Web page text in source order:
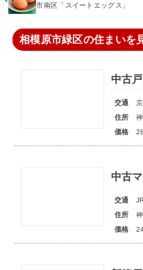
市南区「スイートエッグス」
相模原市緑区の住まいを
交通
住所
価格
交通
住所
価格